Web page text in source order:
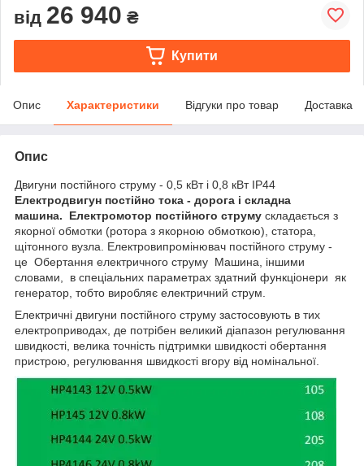
від 26 940 ₴
Купити
Опис Характеристики Відгуки про товар Доставка
Опис
Двигуни постійного струму - 0,5 кВт і 0,8 кВт IP44
Електродвигун постійно тока - дорога і складна
машина.
Електромотор постійного струму складається з
якорної обмотки (ротора з якорною обмоткою), статора,
щітонного вузла. Електровипромінювач постійного струму -
це Обертання електричного струму Машина, іншими
словами, в спеціальних параметрах здатний функціонери як
генератор, тобто виробляє електричний струм.
Електричні двигуни постійного струму застосовують в тих
електроприводах, де потрібен великий діапазон регулювання
швидкості, велика точність підтримки швидкості обертання
пристрою, регулювання швидкості вгору від номінальної.